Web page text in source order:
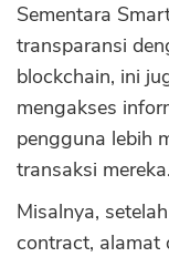
Sementara
transparansi
blockchain, ini
mengakses
pengguna lebih
transaksi mereka.
Misalnya,
contract, alamat